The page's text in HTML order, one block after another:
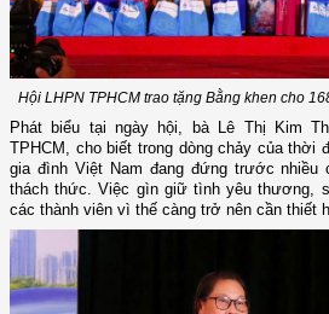
Hội LHPN TPHCM trao tặng Bằng khen cho
Phát biểu tại ngày hội, bà Lê Thị Kim
TPHCM, cho biết trong dòng chảy của thời
gia đình Việt Nam đang đứng trước
thách thức. Việc gìn giữ tình yêu thương,
các thành viên vì thế càng trở nên cần thiết